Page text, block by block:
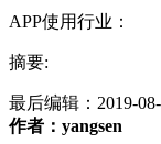
APP使用行业：
摘要:
最后编辑： 2019-
作者：yangsen